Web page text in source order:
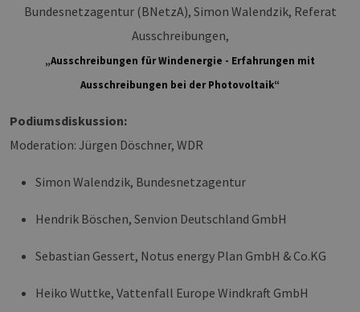
Bundesnetzagentur (BNetzA), Simon Walendzik, Referat
Ausschreibungen,
„Ausschreibungen für Windenergie - Erfahrungen mit
Ausschreibungen bei der Photovoltaik“
Podiumsdiskussion:
Moderation: Jürgen Döschner, WDR
Simon Walendzik, Bundesnetzagentur
Hendrik Böschen, Senvion Deutschland GmbH
Sebastian Gessert, Notus energy Plan GmbH & Co.KG
Heiko Wuttke, Vattenfall Europe Windkraft GmbH